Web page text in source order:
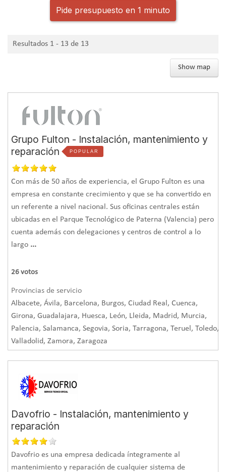
Pide presupuesto en 1 minuto
Resultados 1 - 13 de 13
Show map
Grupo Fulton - Instalación, mantenimiento y
reparación
POPULAR
Con más de 50 años de experiencia, el Grupo Fulton es una
empresa en constante crecimiento y que se ha convertido en
un referente a nivel nacional. Sus oficinas centrales están
ubicadas en el Parque Tecnológico de Paterna (Valencia) pero
cuenta además con delegaciones y centros de control a lo
largo ...
26 votos
Provincias de servicio
Albacete, Ávila, Barcelona, Burgos, Ciudad Real, Cuenca,
Girona, Guadalajara, Huesca, León, Lleida, Madrid, Murcia,
Palencia, Salamanca, Segovia, Soria, Tarragona, Teruel, Toledo,
Valladolid, Zamora, Zaragoza
Davofrio - Instalación, mantenimiento y
reparación
Davofrio es una empresa dedicada íntegramente al
mantenimiento y reparación de cualquier sistema de